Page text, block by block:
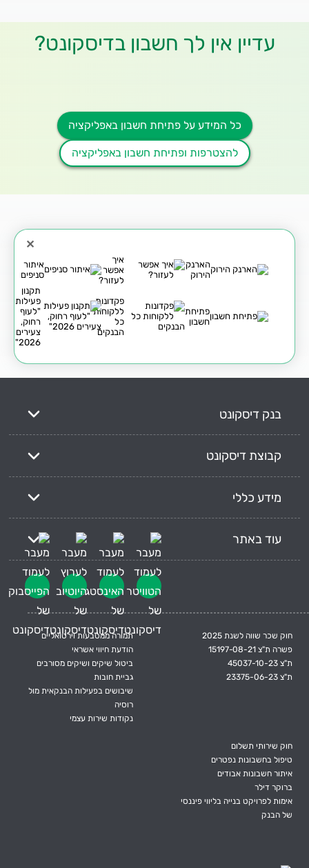
עדיין אין לך חשבון בדיסקונט?
כל המידע על פתיחת חשבון באפליקציה
להצטרפות ופתיחת חשבון באפליקציה
✕
הארנק
הירוק
איך
אפשר
לעזור?
איתור
סניפים
פתיחת
חשבון
פקדונות
ללקוחות
כל
הבנקים
תקנון
פעילות
"לעוף
רחוק,
צעירים
2026"
בנק דיסקונט
קבוצת דיסקונט
מידע כללי
עוד באתר
חוק שכר שווה לשנת 2025
פשרה ת"צ 15197-08-21
ת"צ 45037-10-23
ת"צ 23375-06-23
תמורה ממטבעות וירטואליים
הודעת חיווי אשראי
ביטול שיקים ושיקים מסורבים
גביית חובות
שיבושים בפעילות הבנקאית מול
רוסיה
נקודות שירות עצמי
חוק שירותי תשלום
טיפול בחשבונות נפטרים
איתור חשבונות אבודים
ברוקר דילר
אימות לפרויקט בנייה בליווי פיננסי
של הבנק